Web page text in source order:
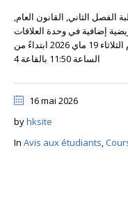
الفصل الثاني, القانون العام,
تعويضية إضافية في وحدة العلاقات
الدولية، إلى جانب الحصة المعتادة، وذلك يوم الثلاثاء 19 ماي 2026 ابتداءً من
الساعة 11:50 بالقاعة 4
16 mai 2026
byhksite
In Avis aux étudiants,